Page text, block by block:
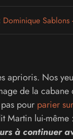
Dominique Sablons
aprioris. Nos
de la cabane
pour parier
Martin lui-même :
à continuer